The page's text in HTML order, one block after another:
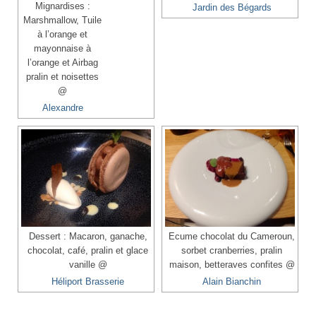
Mignardises :
Marshmallow, Tuile
à l’orange et
mayonnaise à
l’orange et Airbag
pralin et noisettes
@
Alexandre
Jardin des Bégards
Dessert : Macaron, ganache,
chocolat, café, pralin et glace
vanille @
Héliport Brasserie
Ecume chocolat du Cameroun,
sorbet cranberries, pralin
maison, betteraves confites @
Alain Bianchin